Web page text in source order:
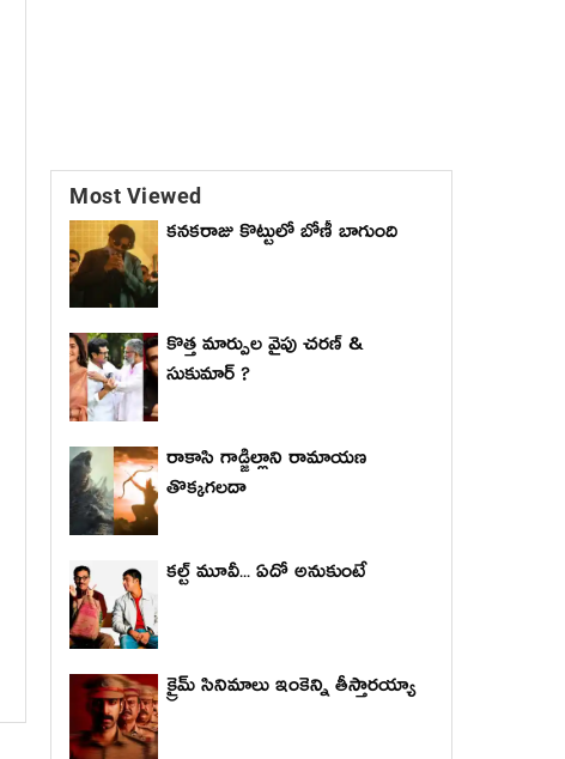
Most Viewed
కనకరాజు కొట్టులో బోణీ బాగుంది
కొత్త మార్పుల వైపు చరణ్ &
సుకుమార్ ?
రాకాసి గాడ్జిల్లాని రామాయణ
తొక్కగలదా
కల్ట్ మూవీ... ఏదో అనుకుంటే
క్రైమ్ సినిమాలు ఇంకెన్ని తీస్తారయ్యా